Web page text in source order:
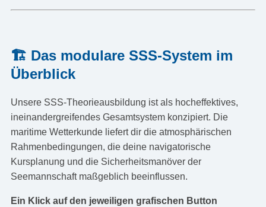
🏗️ Das modulare SSS-System im
Überblick
Unsere SSS-Theorieausbildung ist als hocheffektives,
ineinandergreifendes Gesamtsystem konzipiert. Die
maritime Wetterkunde liefert dir die atmosphärischen
Rahmenbedingungen, die deine navigatorische
Kursplanung und die Sicherheitsmanöver der
Seemannschaft maßgeblich beeinflussen.
Ein Klick auf den jeweiligen grafischen Button